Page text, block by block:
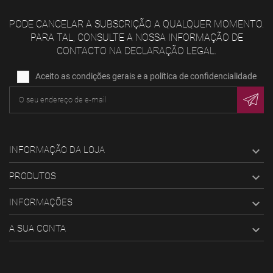
PODE CANCELAR A SUBSCRIÇÃO A QUALQUER MOMENTO.
PARA TAL, CONSULTE A NOSSA INFORMAÇÃO DE
CONTACTO NA DECLARAÇÃO LEGAL.
Aceito as condições gerais e a política de confidencialidade
INFORMAÇÃO DA LOJA 
PRODUTOS 
INFORMAÇÕES 
A SUA CONTA 